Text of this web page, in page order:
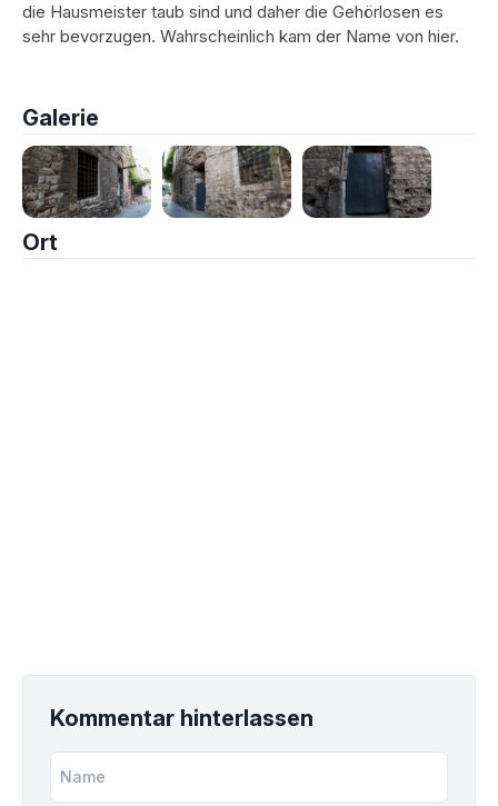
die Hausmeister taub sind und daher die Gehörlosen es
sehr bevorzugen. Wahrscheinlich kam der Name von hier.
Galerie
Ort
Kommentar hinterlassen